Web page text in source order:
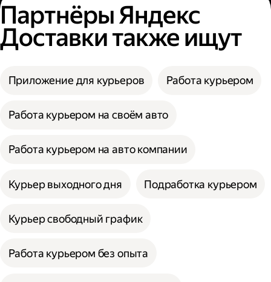
Партнёры Яндекс
Доставки также ищут
Приложение для курьеров Работа курьером
Работа курьером на своём авто
Работа курьером на авто компании
Курьер выходного дня Подработка курьером
Курьер свободный график
Работа курьером без опыта